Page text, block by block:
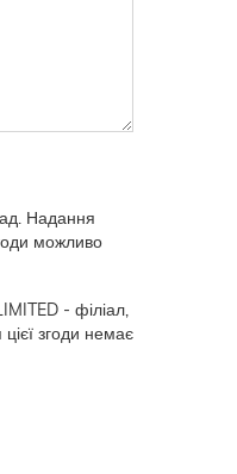
Надання
можливо
- філіал,
згоди немає